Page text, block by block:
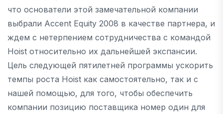
что основатели этой замечательной компании
выбрали Accent Equity 2008 в качестве партнера, и
ждем с нетерпением сотрудничества с командой
Hoist относительно их дальнейшей экспансии.
Цель следующей пятилетней программы ускорить
темпы роста Hoist как самостоятельно, так и с
нашей помощью, для того, чтобы обеспечить
компании позицию поставщика номер один для